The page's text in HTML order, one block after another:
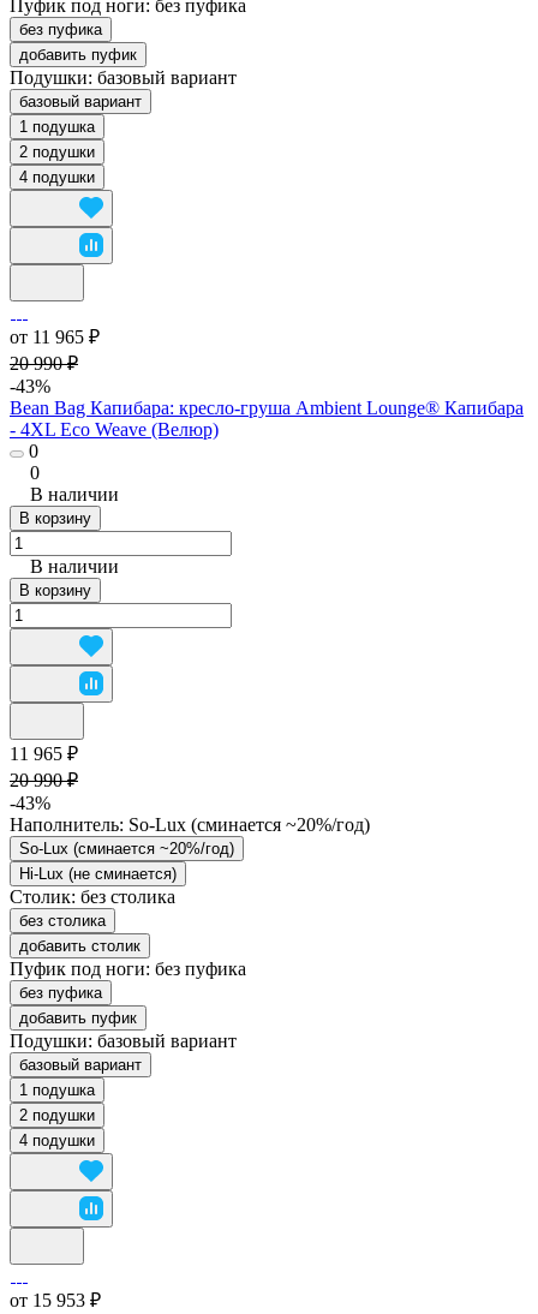
Пуфик под ноги: без пуфика
без пуфика
добавить пуфик
Подушки: базовый вариант
базовый вариант
1 подушка
2 подушки
4 подушки
от 11 965 ₽
20 990 ₽
-43%
Bean Bag Капибара: кресло-груша Ambient Lounge® Капибара
- 4XL Eco Weave (Велюр)
0
0
В наличии
В корзину
В наличии
В корзину
11 965 ₽
20 990 ₽
-43%
Наполнитель: So-Lux (cминается ~20%/год)
So-Lux (cминается ~20%/год)
Hi-Lux (не сминается)
Столик: без столика
без столика
добавить столик
Пуфик под ноги: без пуфика
без пуфика
добавить пуфик
Подушки: базовый вариант
базовый вариант
1 подушка
2 подушки
4 подушки
от 15 953 ₽